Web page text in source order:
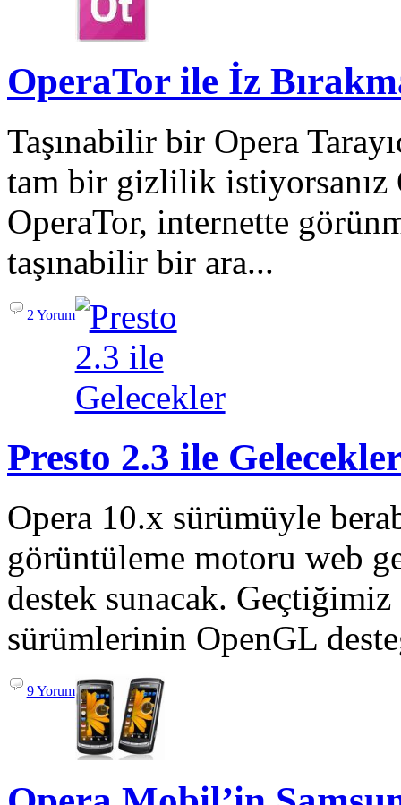
OperaTor ile İz
Taşınabilir bir Opera
tam bir gizlilik istiyorsanız
OperaTor, internette
taşınabilir bir ara...
2 Yorum
Presto 2.3 ile
Opera 10.x sürümüyle
görüntüleme motoru web
destek sunacak.
sürümlerinin OpenGL
9 Yorum